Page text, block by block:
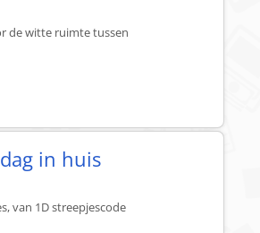
de witte ruimte tussen
in huis
van 1D streepjescode